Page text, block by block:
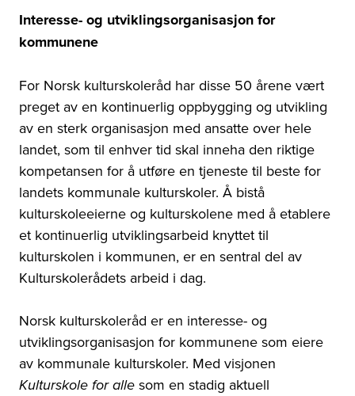
Interesse- og utviklingsorganisasjon for
kommunene
For Norsk kulturskoleråd har disse 50 årene vært
preget av en kontinuerlig oppbygging og utvikling
av en sterk organisasjon med ansatte over hele
landet, som til enhver tid skal inneha den riktige
kompetansen for å utføre en tjeneste til beste for
landets kommunale kulturskoler. Å bistå
kulturskoleeierne og kulturskolene med å etablere
et kontinuerlig utviklingsarbeid knyttet til
kulturskolen i kommunen, er en sentral del av
Kulturskolerådets arbeid i dag.
Norsk kulturskoleråd er en interesse- og
utviklingsorganisasjon for kommunene som eiere
av kommunale kulturskoler. Med visjonen
Kulturskole for alle som en stadig aktuell